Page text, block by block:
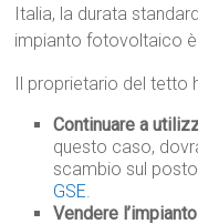
Italia, la durata
impianto fotovoltaico
Il proprietario del tetto
Continuare a
questo caso,
scambio sul posto
GSE.
Vendere